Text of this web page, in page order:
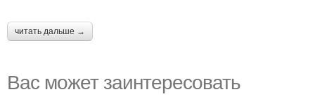
читать дальше →
Вас может заинтересовать